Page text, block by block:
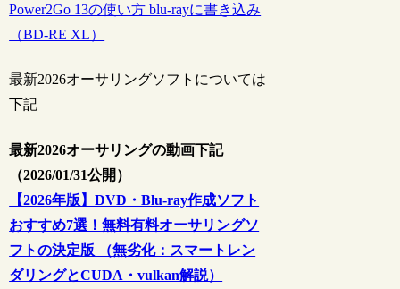
Power2Go 13の使い方 blu-rayに書き込み
（BD-RE XL）
最新2026オーサリングソフトについては
下記
最新2026オーサリングの動画下記
（2026/01/31公開）
【2026年版】DVD・Blu-ray作成ソフト
おすすめ7選！無料有料オーサリングソ
フトの決定版 （無劣化：スマートレン
ダリングとCUDA・vulkan解説）